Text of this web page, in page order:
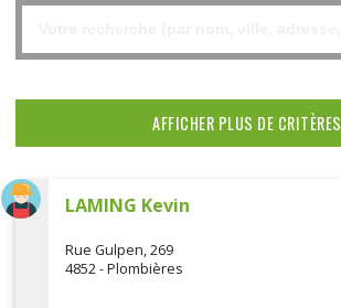
LAMING Kevin
Rue Gulpen, 269
4852 - Plombières
AFFICHER PLUS DE CRITÈRES